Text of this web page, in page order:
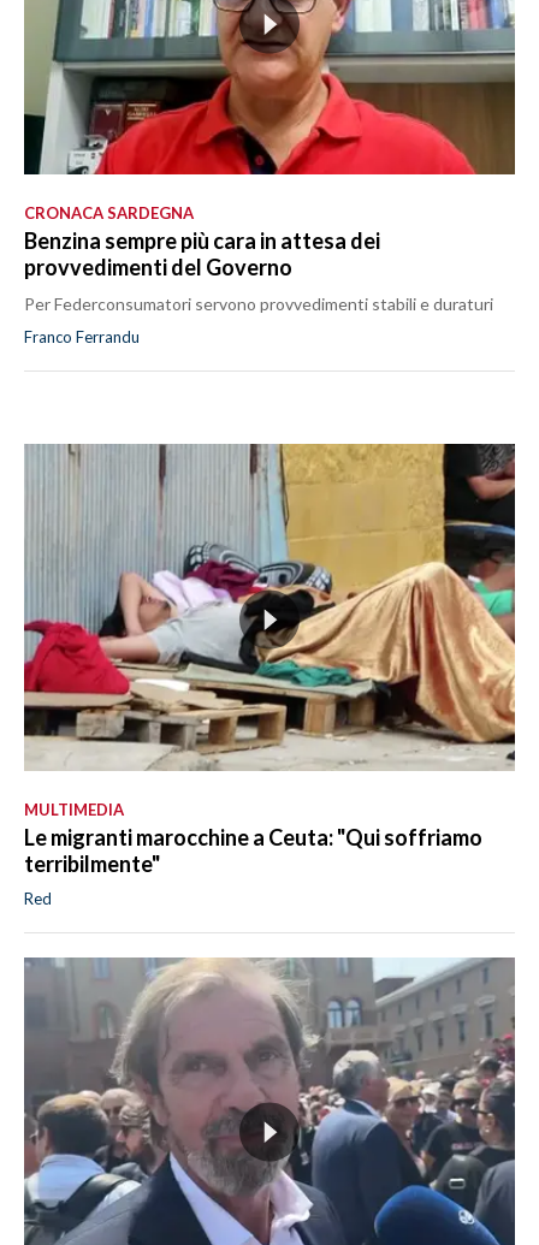
CRONACA SARDEGNA
Benzina sempre più cara in attesa dei
provvedimenti del Governo
Per Federconsumatori servono provvedimenti stabili e duraturi
Franco Ferrandu
MULTIMEDIA
Le migranti marocchine a Ceuta: "Qui soffriamo
terribilmente"
Red